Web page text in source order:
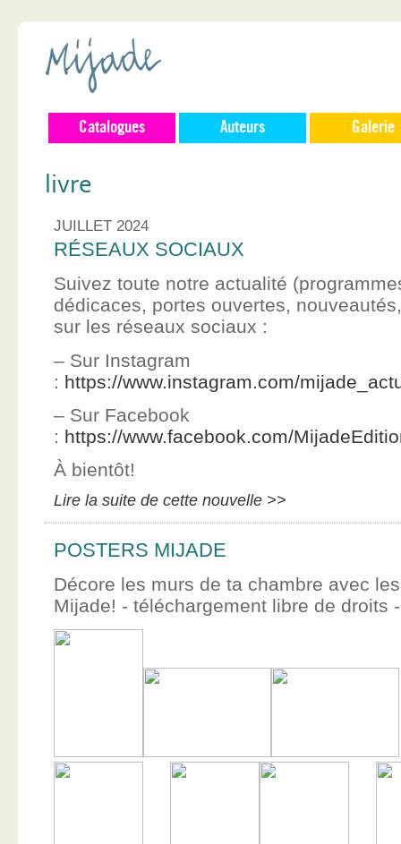
Catalogues Auteurs Galerie
livre
JUILLET 2024
RÉSEAUX SOCIAUX
Suivez toute notre actualité
dédicaces, portes ouvertes,
sur les réseaux sociaux :
– Sur Instagram
: https://www.instagram.com/
– Sur Facebook
: https://www.facebook.com/
À bientôt!
Lire la suite de cette nouvelle >>
POSTERS MIJADE
Décore les murs de ta chambre avec
Mijade! - téléchargement libre de droits -